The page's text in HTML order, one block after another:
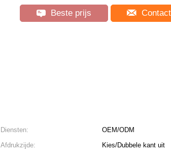
Beste prijs
Diensten:
OEM/ODM
Afdrukzijde:
Kies/Dubbele kant uit